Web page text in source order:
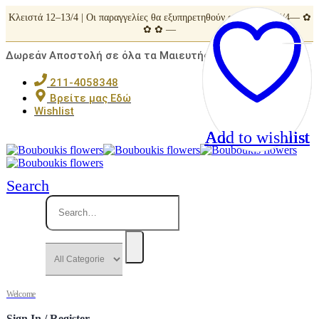
Κλειστά 12–13/4 | Οι παραγγελίες θα εξυπηρετηθούν από Τρίτη 14/4— ✿
✿ ✿ —
Δωρεάν Αποστολή σε όλα τα Μαιευτήρια της Αττικής
211-4058348
Βρείτε μας Εδώ
Wishlist
Search
Welcome
Add to wishlist
Add to wishlist
Add to wishlist
Add to wishlist
Add to wishlist